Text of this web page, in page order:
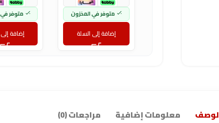
متوفر في المخزون
إضافة إلى السلة
متوفر
إضافة
معلومات إضافية مراجعات (0)